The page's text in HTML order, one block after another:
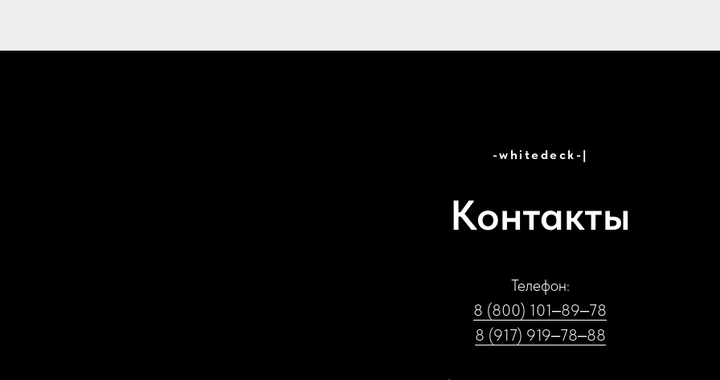
-whitedeck-|
Контакты
Телефон:
8 (800) 101‒89‒78
8 (917) 919‒78‒88